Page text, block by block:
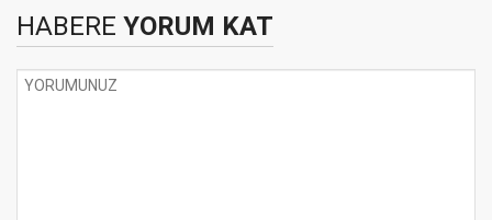
HABERE YORUM KAT